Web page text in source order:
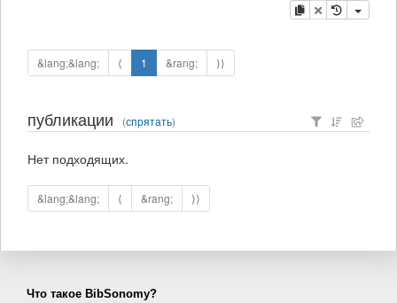
копировать
удалить
&lang;&lang; ⟨ 1 &rang; ⟩⟩
публикации (спрятать)
Нет подходящих.
&lang;&lang; ⟨ &rang; ⟩⟩
Что такое BibSonomy?